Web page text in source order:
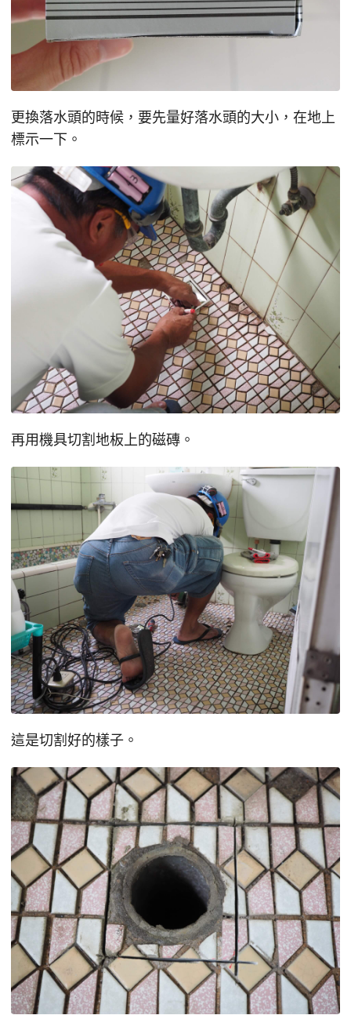
更換落水頭的時候，要先量好落水頭的大小，在地上
標示一下。
再用機具切割地板上的磁磚。
這是切割好的樣子。